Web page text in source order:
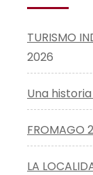
TURISMO
2026
Una
FROMAGO
LA